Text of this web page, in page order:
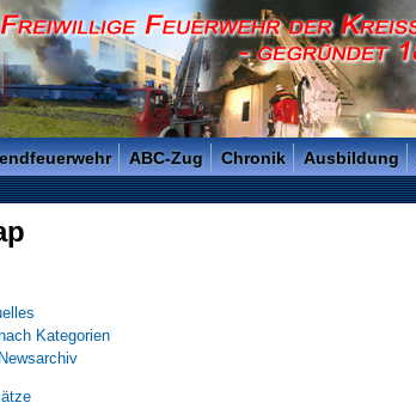
Saarlouis - Gegründet 1811 -
ABC-Zug Chronik Ausbildung
Kategorien
Newsarchiv